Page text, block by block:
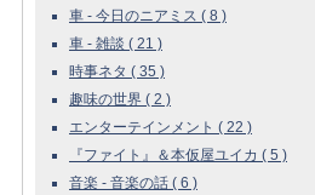
車 - 今日のニアミス ( 8 )
車 - 雑談 ( 21 )
時事ネタ ( 35 )
趣味の世界 ( 2 )
エンターテインメント ( 22 )
『ファイト』＆本仮屋ユイカ ( 5 )
音楽 - 音楽の話 ( 6 )